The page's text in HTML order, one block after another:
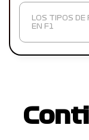
LOS TIPOS
EN F1